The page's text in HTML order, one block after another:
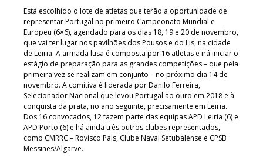
Está escolhido o lote de atletas que terão a oportunidade de
representar Portugal no primeiro Campeonato Mundial e
Europeu (6×6), agendado para os dias 18, 19 e 20 de novembro,
que vai ter lugar nos pavilhões dos Pousos e do Lis, na cidade
de Leiria. A armada lusa é composta por 16 atletas e irá iniciar o
estágio de preparação para as grandes competições – que pela
primeira vez se realizam em conjunto – no próximo dia 14 de
novembro. A comitiva é liderada por Danilo Ferreira,
Selecionador Nacional que levou Portugal ao ouro em 2018 e à
conquista da prata, no ano seguinte, precisamente em Leiria.
Dos 16 convocados, 12 fazem parte das equipas APD Leiria (6) e
APD Porto (6) e há ainda três outros clubes representados,
como CMRRC – Rovisco Pais, Clube Naval Setubalense e CPSB
Messines/Algarve.